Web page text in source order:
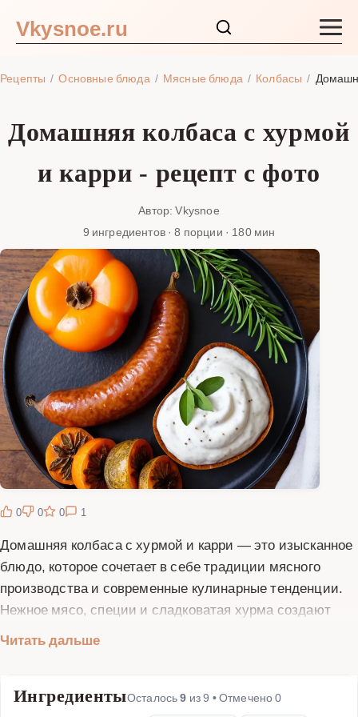
Vkysnoe.ru
Рецепты Основные блюда Мясные блюда Колбасы
Домашняя колбаса с хурмой
и карри - рецепт с фото
Автор: Vkysnoe
9 ингредиентов · 8 порции · 180 мин
0 0 0 1
Домашняя колбаса с хурмой и карри — это изысканное
блюдо, которое сочетает в себе традиции мясного
производства и современные кулинарные тенденции.
Нежное мясо, специи и сладковатая хурма создают
восточные нотки и пикантность. Этот рецепт идеально
любит экспериментировать на кухне. Приготовление
Читать дальше
ИнгредиентыОсталось9 из9 • Отмечено0